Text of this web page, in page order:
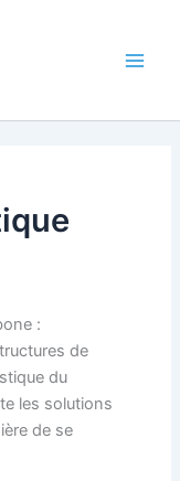
:
de
du
les solutions
de se